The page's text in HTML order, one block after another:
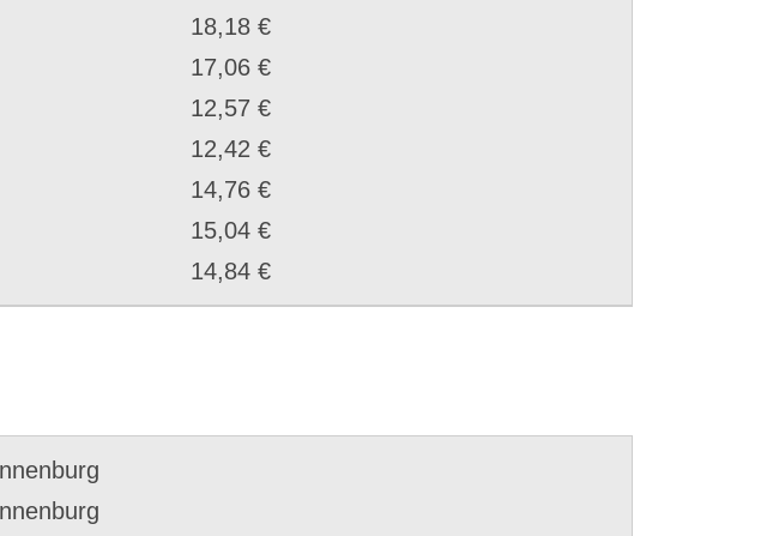
18,18 €
17,06 €
12,57 €
12,42 €
14,76 €
15,04 €
14,84 €